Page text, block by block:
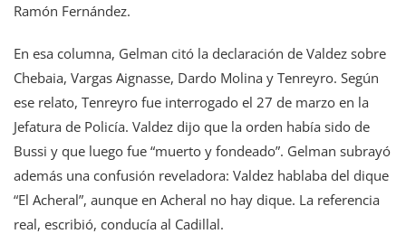
Ramón Fernández.
En esa columna, Gelman citó la declaración de Valdez sobre
Chebaia, Vargas Aignasse, Dardo Molina y Tenreyro. Según
ese relato, Tenreyro fue interrogado el 27 de marzo en la
Jefatura de Policía. Valdez dijo que la orden había sido de
Bussi y que luego fue “muerto y fondeado”. Gelman subrayó
además una confusión reveladora: Valdez hablaba del dique
“El Acheral”, aunque en Acheral no hay dique. La referencia
real, escribió, conducía al Cadillal.